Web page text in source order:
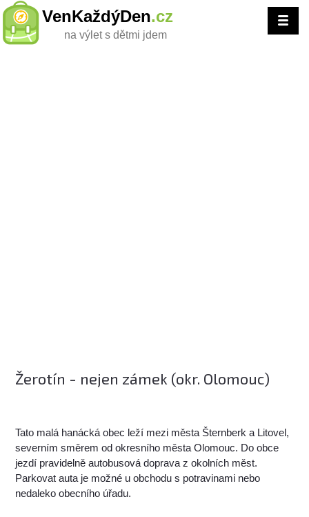
VenKaždýDen.cz
na výlet s dětmi jdem
Žerotín - nejen zámek (okr. Olomouc)
Tato malá hanácká obec leží mezi města Šternberk a Litovel,
severním směrem od okresního města Olomouc. Do obce
jezdí pravidelně autobusová doprava z okolních měst.
Parkovat auta je možné u obchodu s potravinami nebo
nedaleko obecního úřadu.